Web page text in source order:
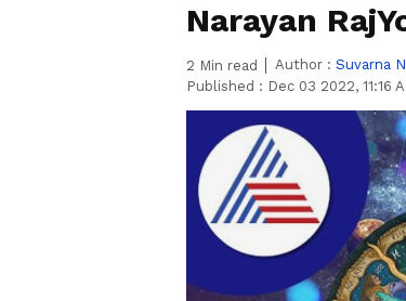
Narayan
2 Min read Author : Suvarna
Published : Dec 03 2022, 11:16